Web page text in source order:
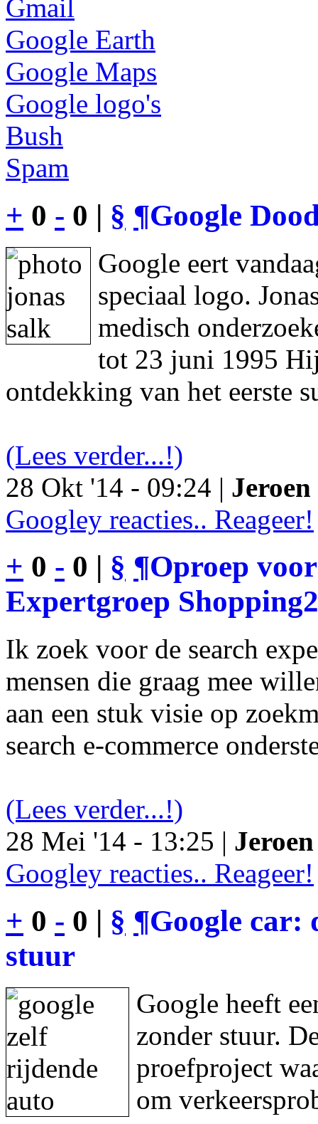
Gmail
Google Earth
Google Maps
Google logo's
Bush
Spam
+ 0 - 0 | § ¶Google
Google eert
speciaal logo.
medisch
tot 23 juni 1995
ontdekking van het eerste
(Lees verder...!)
28 Okt '14 - 09:24 |
Googley reacties.. Reageer!
+ 0 - 0 | § ¶Oproep
Expertgroep
Ik zoek voor de search
mensen die graag mee
aan een stuk visie op
search e-commerce
(Lees verder...!)
28 Mei '14 - 13:25 |
Googley reacties.. Reageer!
+ 0 - 0 | § ¶Google car:
stuur
Google heeft
zonder stuur.
proefproject
om